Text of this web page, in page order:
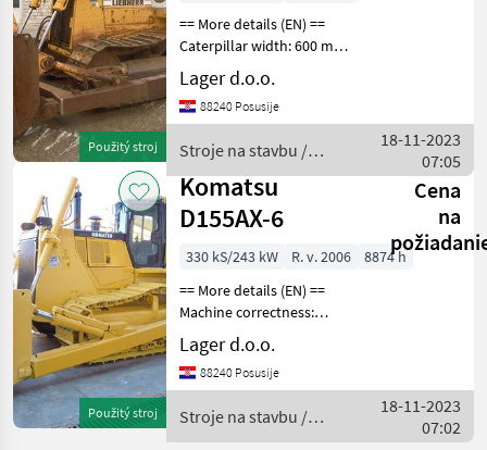
Použitý stroj
== More details (EN) ==
Caterpillar width: 600 mm
nož sa tiltom
1300x3300mm instalacija za
ripper papuče gusjenica
stavbu buldozér
Lager d.o.o.
88240 Posusije
Stroje na stavbu /
Liebherr
18-11-2023
07:05
Použitý stroj
Komatsu
D155AX-6
Cena
na
330 kS/243 kW R. v. 2006
8874 h
== More details (EN) ==
Machine correctness:
Correct Hydrostatic control
system ROPS cab air SU
Blade 9, 4m3 blade
new chassis Stroje n
Lager d.o.o.
88240 Posusije
Stroje na stavbu /
Komatsu
18-11-2023
07:02